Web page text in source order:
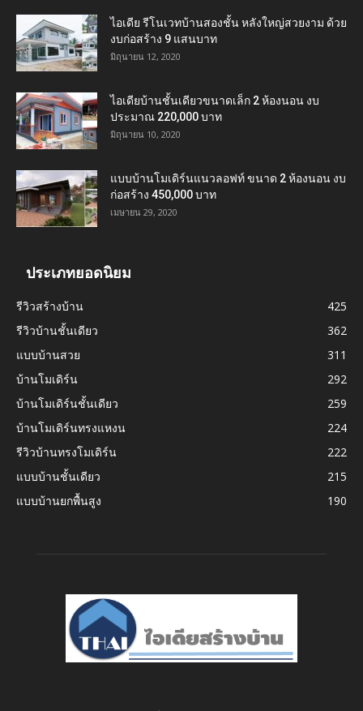
ไอเดีย รีโนเวทบ้านสองชั้น หลังใหญ่สวยงาม ด้วย
งบก่อสร้าง 9 แสนบาท
มิถุนายน 12, 2020
ไอเดียบ้านชั้นเดียวขนาดเล็ก 2 ห้องนอน งบ
ประมาณ 220,000 บาท
มิถุนายน 10, 2020
แบบบ้านโมเดิร์นแนวลอฟท์ ขนาด 2 ห้องนอน งบ
ก่อสร้าง 450,000 บาท
เมษายน 29, 2020
ประเภทยอดนิยม
รีวิวสร้างบ้าน
425
รีวิวบ้านชั้นเดียว
362
แบบบ้านสวย
311
บ้านโมเดิร์น
292
บ้านโมเดิร์นชั้นเดียว
259
บ้านโมเดิร์นทรงแหงน
224
รีวิวบ้านทรงโมเดิร์น
222
แบบบ้านชั้นเดียว
215
แบบบ้านยกพื้นสูง
190